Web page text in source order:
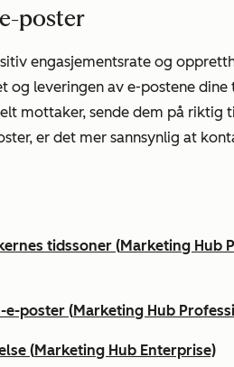
poster
engasjementsrate og
og leveringen av e-postene
mottaker, sende dem på riktig
er det mer sannsynlig at
tidssoner (Marketing Hub
e-poster (Marketing Hub
(Marketing Hub Enterprise)